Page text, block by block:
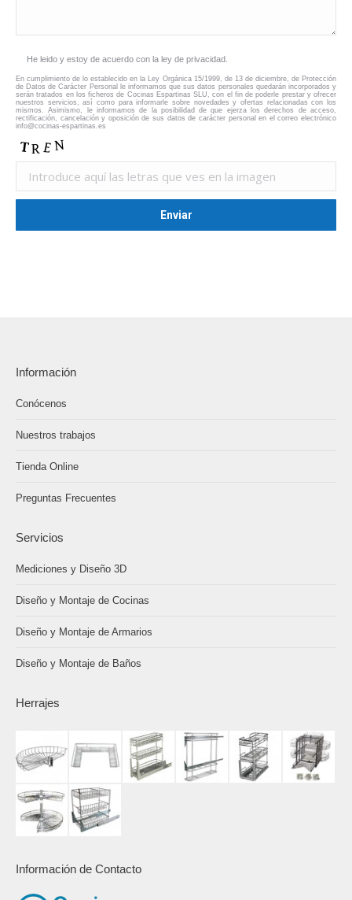
He leido y estoy de acuerdo con la ley de privacidad.
En cumplimiento de lo establecido en la Ley Orgánica 15/1999, de 13 de diciembre, de Protección
de Datos de Carácter Personal le informamos que sus datos personales quedarán incorporados y
serán tratados en los ficheros de Cocinas Espartinas SLU, con el fin de poderle prestar y ofrecer
nuestros servicios, así como para informarle sobre novedades y ofertas relacionadas con los
mismos. Asimismo, le informamos de la posibilidad de que ejerza los derechos de acceso,
rectificación, cancelación y oposición de sus datos de carácter personal en el correo electrónico
info@cocinas-espartinas.es
Información
Conócenos
Nuestros trabajos
Tienda Online
Preguntas Frecuentes
Servicios
Mediciones y Diseño 3D
Diseño y Montaje de Cocinas
Diseño y Montaje de Armarios
Diseño y Montaje de Baños
Herrajes
Información de Contacto